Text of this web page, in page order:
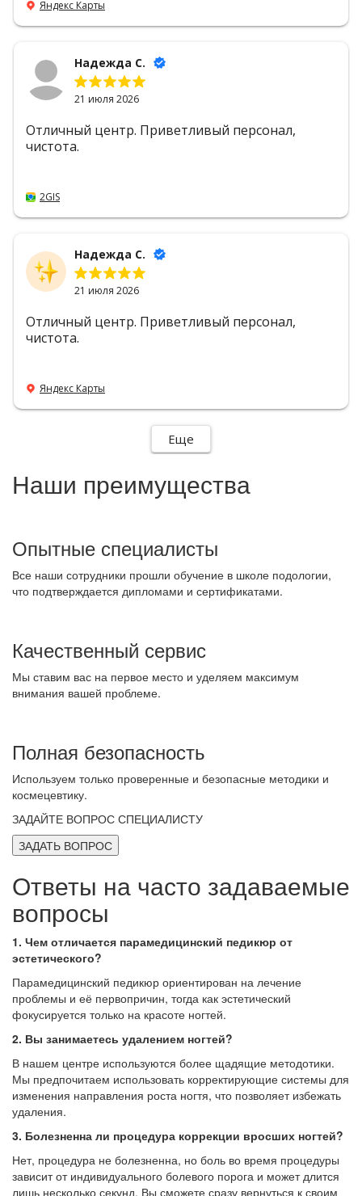
Яндекс Карты
Надежда С.
21 июля 2026
Отличный центр. Приветливый персонал,
чистота.
2GIS
Надежда С.
21 июля 2026
Отличный центр. Приветливый персонал,
чистота.
Яндекс Карты
Еще
Наши преимущества
Опытные специалисты
Все наши сотрудники прошли обучение в школе подологии,
что подтверждается дипломами и сертификатами.
Качественный сервис
Мы ставим вас на первое место и уделяем максимум
внимания вашей проблеме.
Полная безопасность
Используем только проверенные и безопасные методики и
космецевтику.
ЗАДАЙТЕ ВОПРОС СПЕЦИАЛИСТУ
ЗАДАТЬ ВОПРОС
Ответы на часто задаваемые
вопросы
1. Чем отличается парамедицинский педикюр от
эстетического?
Парамедицинский педикюр ориентирован на лечение
проблемы и её первопричин, тогда как эстетический
фокусируется только на красоте ногтей.
2. Вы занимаетесь удалением ногтей?
В нашем центре используются более щадящие методотики.
Мы предпочитаем использовать корректирующие системы для
изменения направления роста ногтя, что позволяет избежать
удаления.
3. Болезненна ли процедура коррекции вросших ногтей?
Нет, процедура не болезненна, но боль во время процедуры
зависит от индивидуального болевого порога и может длится
лишь несколько секунд. Вы сможете сразу вернуться к своим